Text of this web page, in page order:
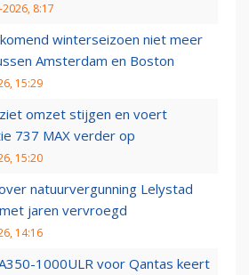
8:17
winterseizoen niet meer
Amsterdam en Boston
15:29
omzet stijgen en voert
737 MAX verder op
15:20
natuurvergunning Lelystad
jaren vervroegd
14:16
1000ULR voor Qantas keert